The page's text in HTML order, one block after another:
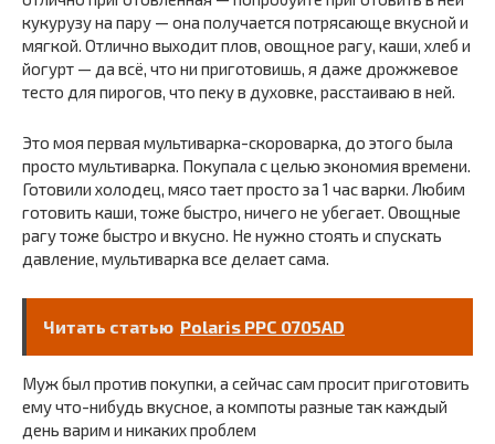
кукурузу на пару — она получается потрясающе вкусной и
мягкой. Отлично выходит плов, овощное рагу, каши, хлеб и
йогурт — да всё, что ни приготовишь, я даже дрожжевое
тесто для пирогов, что пеку в духовке, расстаиваю в ней.
Это моя первая мультиварка-скороварка, до этого была
просто мультиварка. Покупала с целью экономия времени.
Готовили холодец, мясо тает просто за 1 час варки. Любим
готовить каши, тоже быстро, ничего не убегает. Овощные
рагу тоже быстро и вкусно. Не нужно стоять и спускать
давление, мультиварка все делает сама.
Читать статью Polaris PPC 0705AD
Муж был против покупки, а сейчас сам просит приготовить
ему что-нибудь вкусное, а компоты разные так каждый
день варим и никаких проблем